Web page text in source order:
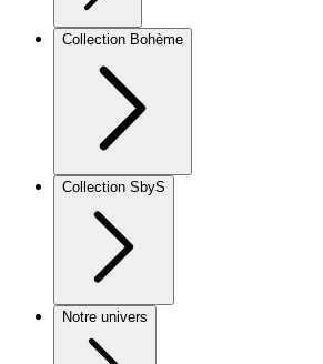
Collection Bohème
Collection SbyS
Notre univers